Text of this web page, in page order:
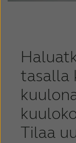
tasalla
Tilaa